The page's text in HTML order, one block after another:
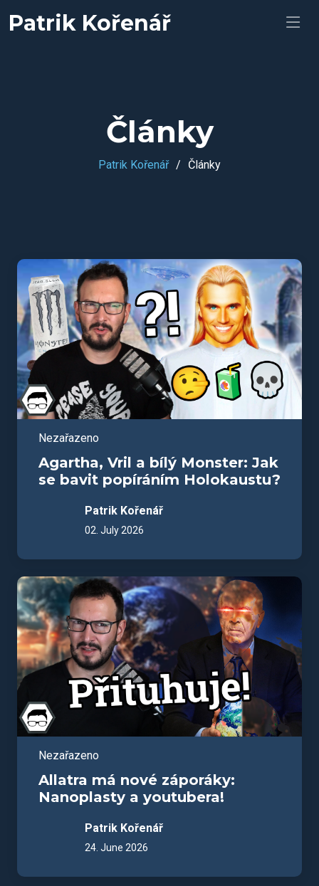
Patrik Kořenář
Články
Patrik Kořenář Články
Nezařazeno
Agartha, Vril a bílý Monster: Jak
se bavit popíráním Holokaustu?
Patrik Kořenář
02. July 2026
Nezařazeno
Allatra má nové záporáky:
Nanoplasty a youtubera!
Patrik Kořenář
24. June 2026